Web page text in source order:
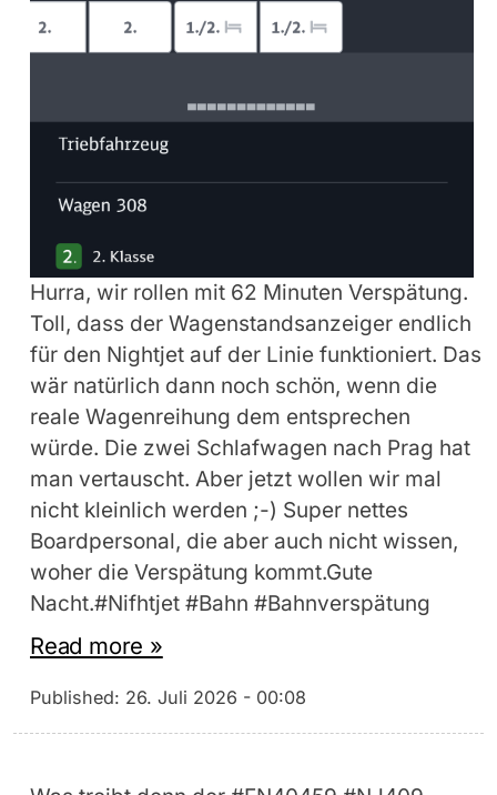
Hurra, wir rollen mit 62 Minuten Verspätung.
Toll, dass der Wagenstandsanzeiger endlich
für den Nightjet auf der Linie funktioniert. Das
wär natürlich dann noch schön, wenn die
reale Wagenreihung dem entsprechen
würde. Die zwei Schlafwagen nach Prag hat
man vertauscht. Aber jetzt wollen wir mal
nicht kleinlich werden ;-) Super nettes
Boardpersonal, die aber auch nicht wissen,
woher die Verspätung kommt.Gute
Nacht.#Nifhtjet #Bahn #Bahnverspätung
Read more »
Published: 26. Juli 2026 - 00:08